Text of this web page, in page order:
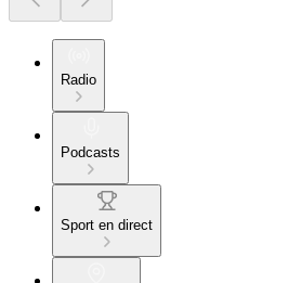
Radio
Podcasts
Sport en direct